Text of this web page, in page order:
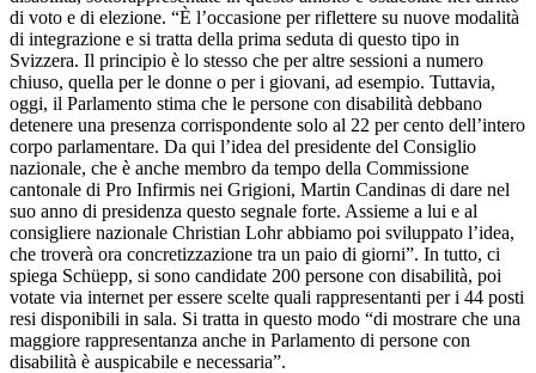
di voto e di elezione. “È l’occasione per riflettere su nuove modalità
di integrazione e si tratta della prima seduta di questo tipo in
Svizzera. Il principio è lo stesso che per altre sessioni a numero
chiuso, quella per le donne o per i giovani, ad esempio. Tuttavia,
oggi, il Parlamento stima che le persone con disabilità debbano
detenere una presenza corrispondente solo al 22 per cento dell’intero
corpo parlamentare. Da qui l’idea del presidente del Consiglio
nazionale, che è anche membro da tempo della Commissione
cantonale di Pro Infirmis nei Grigioni, Martin Candinas di dare nel
suo anno di presidenza questo segnale forte. Assieme a lui e al
consigliere nazionale Christian Lohr abbiamo poi sviluppato l’idea,
che troverà ora concretizzazione tra un paio di giorni”. In tutto, ci
spiega Schüepp, si sono candidate 200 persone con disabilità, poi
votate via internet per essere scelte quali rappresentanti per i 44 posti
resi disponibili in sala. Si tratta in questo modo “di mostrare che una
maggiore rappresentanza anche in Parlamento di persone con
disabilità è auspicabile e necessaria”.